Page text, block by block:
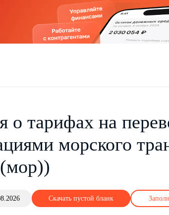
о тарифах на
морского
Скачать пустой бланк